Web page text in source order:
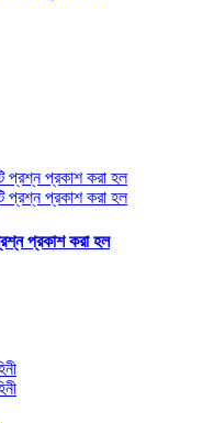
প্রকাশ করা হল